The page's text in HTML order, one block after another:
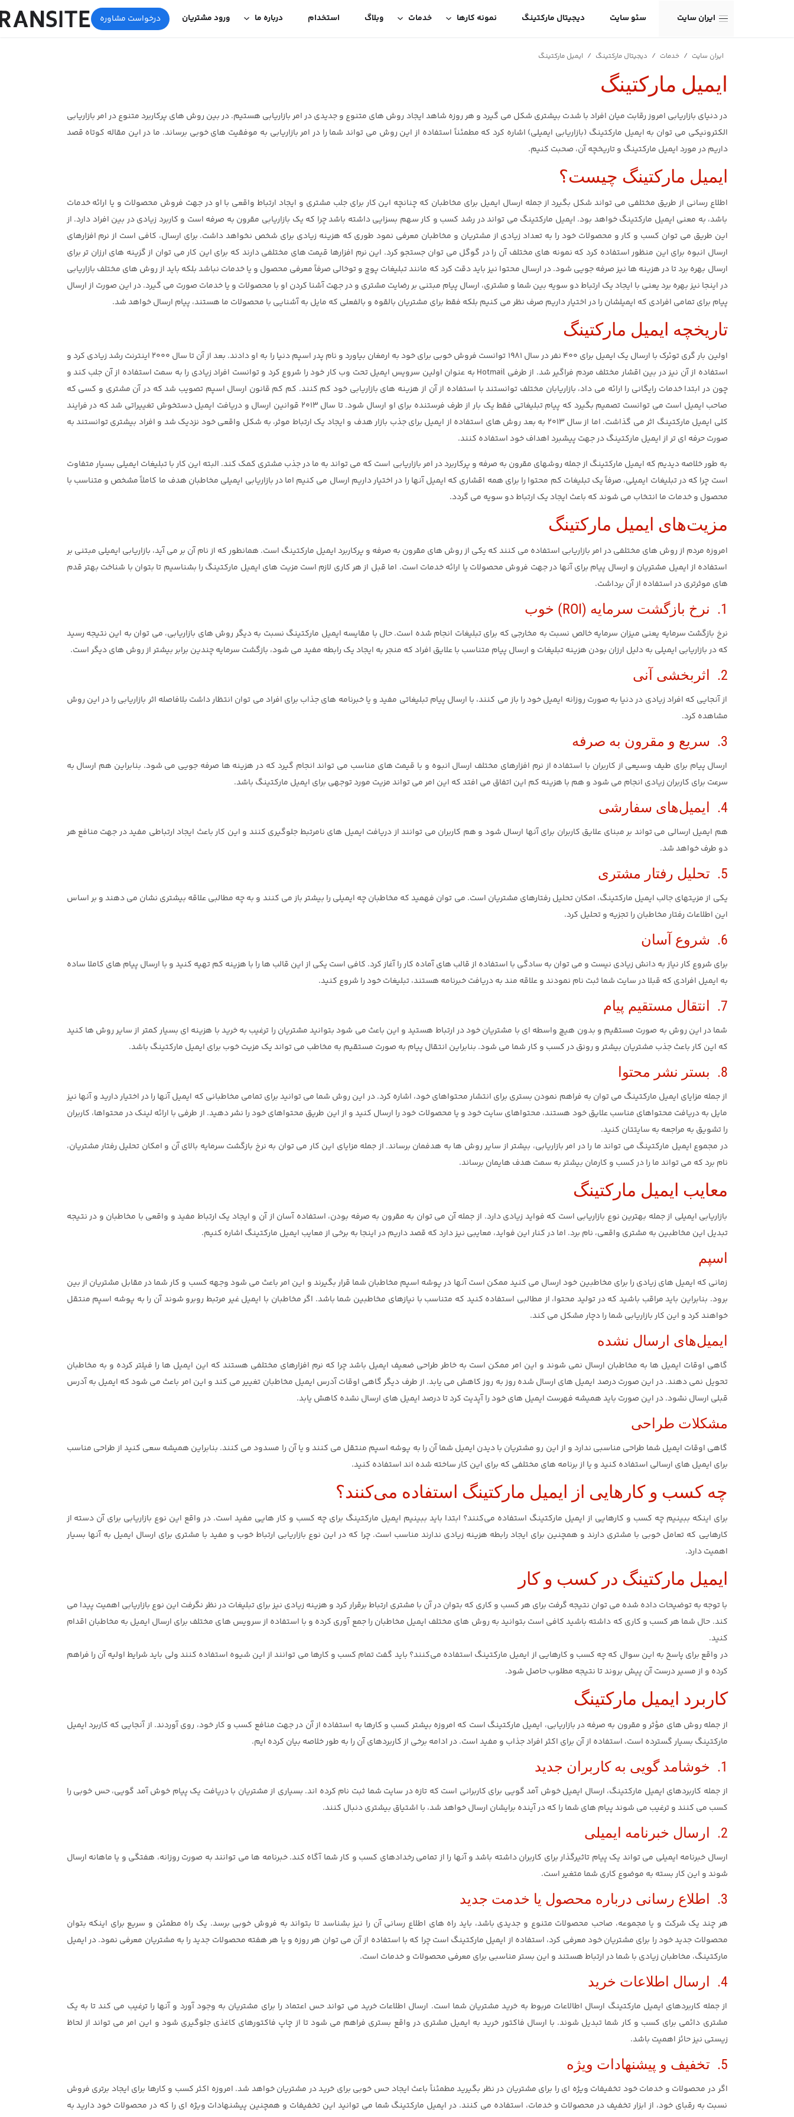
ایران سایت سئو سایت دیجیتال مارکتینگ نمونه کارها خدمات وبلاگ استخدام درباره ما ورود مشتریان درخواست مشاوره
ایران سایت / خدمات / دیجیتال مارکتینگ / ایمیل مارکتینگ
ایمیل مارکتینگ
در دنیای بازاریابی امروز رقابت میان افراد با شدت بیشتری شکل می گیرد و هر روزه شاهد ایجاد روش های متنوع و جدیدی در امر بازاریابی هستیم. در بین روش های پرکاربرد متنوع در امر بازاریابی
الکترونیکی می توان به ایمیل مارکتینگ (بازاریابی ایمیلی) اشاره کرد که مطمئناً استفاده از این روش می تواند شما را در امر بازاریابی به موفقیت های خوبی برساند. ما در این مقاله کوتاه قصد
داریم در مورد ایمیل مارکتینگ و تاریخچه آن، صحبت کنیم.
ایمیل مارکتینگ چیست؟
اطلاع رسانی از طریق مختلفی می تواند شکل بگیرد از جمله ارسال ایمیل برای مخاطبان که چنانچه این کار برای جلب مشتری و ایجاد ارتباط واقعی با او در جهت فروش محصولات و یا ارائه خدمات
باشد، به معنی ایمیل مارکتینگ خواهد بود. ایمیل مارکتینگ می تواند در رشد کسب و کار سهم بسزایی داشته باشد چرا که یک بازاریابی مقرون به صرفه است و کاربرد زیادی در بین افراد دارد. از
این طریق می توان کسب و کار و محصولات خود را به تعداد زیادی از مشتریان و مخاطبان معرفی نمود طوری که هزینه زیادی برای شخص نخواهد داشت. برای ارسال، کافی است از نرم افزارهای
ارسال انبوه برای این منظور استفاده کرد که نمونه های مختلف آن را در گوگل می توان جستجو کرد. این نرم افزارها قیمت های مختلفی دارند که برای این کار می توان از گزینه های ارزان تر برای
ارسال بهره برد تا در هزینه ها نیز صرفه جویی شود. در ارسال محتوا نیز باید دقت کرد که مانند تبلیغات پوچ و توخالی صرفاً معرفی محصول و یا خدمات نباشد بلکه باید از روش های مختلف بازاریابی
در اینجا نیز بهره برد یعنی با ایجاد یک ارتباط دو سویه بین شما و مشتری، ارسال پیام مبتنی بر رضایت مشتری و در جهت آشنا کردن او با محصولات و یا خدمات صورت می گیرد. در این صورت از ارسال
پیام برای تمامی افرادی که ایمیلشان را در اختیار داریم صرف نظر می کنیم بلکه فقط برای مشتریان بالقوه و بالفعلی که مایل به آشنایی با محصولات ما هستند، پیام ارسال خواهد شد.
تاریخچه ایمیل مارکتینگ
اولین بار گری توئرک با ارسال یک ایمیل برای 400 نفر در سال 1981 توانست فروش خوبی برای خود به ارمغان بیاورد و نام پدر اسپم دنیا را به او دادند. بعد از آن تا سال 2000 اینترنت رشد زیادی کرد و
استفاده از آن نیز در بین اقشار مختلف مردم فراگیر شد. از طرفی Hotmail به عنوان اولین سرویس ایمیل تحت وب کار خود را شروع کرد و توانست افراد زیادی را به سمت استفاده از آن جلب کند و
چون در ابتدا خدمات رایگانی را ارائه می داد، بازاریابان مختلف توانستند با استفاده از آن از هزینه های بازاریابی خود کم کنند. کم کم قانون ارسال اسپم تصویب شد که در آن مشتری و کسی که
صاحب ایمیل است می توانست تصمیم بگیرد که پیام تبلیغاتی فقط یک بار از طرف فرستنده برای او ارسال شود. تا سال 2013 قوانین ارسال و دریافت ایمیل دستخوش تغییراتی شد که در فرایند
کلی ایمیل مارکتینگ اثر می گذاشت. اما از سال 2013 به بعد روش های استفاده از ایمیل برای جذب بازار هدف و ایجاد یک ارتباط موثر، به شکل واقعی خود نزدیک شد و افراد بیشتری توانستند به
صورت حرفه ای تر از ایمیل مارکتینگ در جهت پیشبرد اهداف خود استفاده کنند.
به طور خلاصه دیدیم که ایمیل مارکتینگ از جمله روشهای مقرون به صرفه و پرکاربرد در امر بازاریابی است که می تواند به ما در جذب مشتری کمک کند. البته این کار با تبلیغات ایمیلی بسیار متفاوت
است چرا که در تبلیغات ایمیلی، صرفاً یک تبلیغات کم محتوا را برای همه اقشاری که ایمیل آنها را در اختیار داریم ارسال می کنیم اما در بازاریابی ایمیلی مخاطبان هدف ما کاملاً مشخص و متناسب با
محصول و خدمات ما انتخاب می شوند که باعث ایجاد یک ارتباط دو سویه می گردد.
مزیت‌های ایمیل مارکتینگ
امروزه مردم از روش های مختلفی در امر بازاریابی استفاده می کنند که یکی از روش های مقرون به صرفه و پرکاربرد ایمیل مارکتینگ است. همانطور که از نام آن بر می آید، بازاریابی ایمیلی مبتنی بر
استفاده از ایمیل مشتریان و ارسال پیام برای آنها در جهت فروش محصولات یا ارائه خدمات است. اما قبل از هر کاری لازم است مزیت های ایمیل مارکتینگ را بشناسیم تا بتوان با شناخت بهتر قدم
های موثرتری در استفاده از آن برداشت.
1. نرخ بازگشت سرمایه (ROI) خوب
نرخ بازگشت سرمایه یعنی میزان سرمایه خالص نسبت به مخارجی که برای تبلیغات انجام شده است. حال با مقایسه ایمیل مارکتینگ نسبت به دیگر روش های بازاریابی، می توان به این نتیجه رسید
که در بازاریابی ایمیلی به دلیل ارزان بودن هزینه تبلیغات و ارسال پیام متناسب با علایق افراد که منجر به ایجاد یک رابطه مفید می شود، بازگشت سرمایه چندین برابر بیشتر از روش های دیگر است.
2. اثربخشی آنی
از آنجایی که افراد زیادی در دنیا به صورت روزانه ایمیل خود را باز می کنند، با ارسال پیام تبلیغاتی مفید و یا خبرنامه های جذاب برای افراد می توان انتظار داشت بلافاصله اثر بازاریابی را در این روش
مشاهده کرد.
3. سریع و مقرون به صرفه
ارسال پیام برای طیف وسیعی از کاربران با استفاده از نرم افزارهای مختلف ارسال انبوه و با قیمت های مناسب می تواند انجام گیرد که در هزینه ها صرفه جویی می شود. بنابراین هم ارسال به
سرعت برای کاربران زیادی انجام می شود و هم با هزینه کم این اتفاق می افتد که این امر می تواند مزیت مورد توجهی برای ایمیل مارکتینگ باشد.
4. ایمیل‌های سفارشی
هم ایمیل ارسالی می تواند بر مبنای علایق کاربران برای آنها ارسال شود و هم کاربران می توانند از دریافت ایمیل های نامرتبط جلوگیری کنند و این کار باعث ایجاد ارتباطی مفید در جهت منافع هر
دو طرف خواهد شد.
5. تحلیل رفتار مشتری
یکی از مزیتهای جالب ایمیل مارکتینگ، امکان تحلیل رفتارهای مشتریان است. می توان فهمید که مخاطبان چه ایمیلی را بیشتر باز می کنند و به چه مطالبی علاقه بیشتری نشان می دهند و بر اساس
این اطلاعات رفتار مخاطبان را تجزیه و تحلیل کرد.
6. شروع آسان
برای شروع کار نیاز به دانش زیادی نیست و می توان به سادگی با استفاده از قالب های آماده کار را آغاز کرد. کافی است یکی از این قالب ها را با هزینه کم تهیه کنید و با ارسال پیام های کاملا ساده
به ایمیل افرادی که قبلا در سایت شما ثبت نام نمودند و علاقه مند به دریافت خبرنامه هستند، تبلیغات خود را شروع کنید.
7. انتقال مستقیم پیام
شما در این روش به صورت مستقیم و بدون هیچ واسطه ای با مشتریان خود در ارتباط هستید و این باعث می شود بتوانید مشتریان را ترغیب به خرید با هزینه ای بسیار کمتر از سایر روش ها کنید
که این کار باعث جذب مشتریان بیشتر و رونق در کسب و کار شما می شود. بنابراین انتقال پیام به صورت مستقیم به مخاطب می تواند یک مزیت خوب برای ایمیل مارکتینگ باشد.
8. بستر نشر محتوا
از جمله مزایای ایمیل مارکتینگ می توان به فراهم نمودن بستری برای انتشار محتواهای خود، اشاره کرد. در این روش شما می توانید برای تمامی مخاطبانی که ایمیل آنها را در اختیار دارید و آنها نیز
مایل به دریافت محتواهای مناسب علایق خود هستند، محتواهای سایت خود و یا محصولات خود را ارسال کنید و از این طریق محتواهای خود را نشر دهید. از طرفی با ارائه لینک در محتواها، کاربران
را تشویق به مراجعه به سایتتان کنید.
در مجموع ایمیل مارکتینگ می تواند ما را در امر بازاریابی، بیشتر از سایر روش ها به هدفمان برساند. از جمله مزایای این کار می توان به نرخ بازگشت سرمایه بالای آن و امکان تحلیل رفتار مشتریان،
نام برد که می تواند ما را در کسب و کارمان بیشتر به سمت هدف هایمان برساند.
معایب ایمیل مارکتینگ
بازاریابی ایمیلی از جمله بهترین نوع بازاریابی است که فواید زیادی دارد. از جمله آن می توان به مقرون به صرفه بودن، استفاده آسان از آن و ایجاد یک ارتباط مفید و واقعی با مخاطبان و در نتیجه
تبدیل این مخاطبین به مشتری واقعی، نام برد. اما در کنار این فواید، معایبی نیز دارد که قصد داریم در اینجا به برخی از معایب ایمیل مارکتینگ اشاره کنیم.
اسپم
زمانی که ایمیل های زیادی را برای مخاطبین خود ارسال می کنید ممکن است آنها در پوشه اسپم مخاطبان شما قرار بگیرند و این امر باعث می شود وجهه کسب و کار شما در مقابل مشتریان از بین
برود. بنابراین باید مراقب باشید که در تولید محتوا، از مطالبی استفاده کنید که متناسب با نیازهای مخاطبین شما باشد. اگر مخاطبان با ایمیل غیر مرتبط روبرو شوند آن را به پوشه اسپم منتقل
خواهند کرد و این کار بازاریابی شما را دچار مشکل می کند.
ایمیل‌های ارسال نشده
گاهی اوقات ایمیل ها به مخاطبان ارسال نمی شوند و این امر ممکن است به خاطر طراحی ضعیف ایمیل باشد چرا که نرم افزارهای مختلفی هستند که این ایمیل ها را فیلتر کرده و به مخاطبان
تحویل نمی دهند. در این صورت درصد ایمیل های ارسال شده روز به روز کاهش می یابد. از طرف دیگر گاهی اوقات آدرس ایمیل مخاطبان تغییر می کند و این امر باعث می شود که ایمیل به آدرس
قبلی ارسال نشود. در این صورت باید همیشه فهرست ایمیل های خود را آپدیت کرد تا درصد ایمیل های ارسال نشده کاهش یابد.
مشکلات طراحی
گاهی اوقات ایمیل شما طراحی مناسبی ندارد و از این رو مشتریان با دیدن ایمیل شما آن را به پوشه اسپم منتقل می کنند و یا آن را مسدود می کنند. بنابراین همیشه سعی کنید از طراحی مناسب
برای ایمیل های ارسالی استفاده کنید و یا از برنامه های مختلفی که برای این کار ساخته شده اند استفاده کنید.
چه کسب و کارهایی از ایمیل مارکتینگ استفاده می‌کنند؟
برای اینکه ببینیم چه کسب و کارهایی از ایمیل مارکتینگ استفاده می‌کنند؟ ابتدا باید ببینیم ایمیل مارکتینگ برای چه کسب و کار هایی مفید است. در واقع این نوع بازاریابی برای آن دسته از
کارهایی که تعامل خوبی با مشتری دارند و همچنین برای ایجاد رابطه هزینه زیادی ندارند مناسب است. چرا که در این نوع بازاریابی ارتباط خوب و مفید با مشتری برای ارسال ایمیل به آنها بسیار
اهمیت دارد.
ایمیل مارکتینگ در کسب و کار
با توجه به توضیحات داده شده می توان نتیجه گرفت برای هر کسب و کاری که بتوان در آن با مشتری ارتباط برقرار کرد و هزینه زیادی نیز برای تبلیغات در نظر نگرفت این نوع بازاریابی اهمیت پیدا می
کند. حال شما هر کسب و کاری که داشته باشید کافی است بتوانید به روش های مختلف ایمیل مخاطبان را جمع آوری کرده و با استفاده از سرویس های مختلف برای ارسال ایمیل به مخاطبان اقدام
کنید.
در واقع برای پاسخ به این سوال که چه کسب و کارهایی از ایمیل مارکتینگ استفاده می‌کنند؟ باید گفت تمام کسب و کارها می توانند از این شیوه استفاده کنند ولی باید شرایط اولیه آن را فراهم
کرده و از مسیر درست آن پیش بروند تا نتیجه مطلوب حاصل شود.
کاربرد ایمیل مارکتینگ
از جمله روش های مؤثر و مقرون به صرفه در بازاریابی، ایمیل مارکتینگ است که امروزه بیشتر کسب و کارها به استفاده از آن در جهت منافع کسب و کار خود، روی آوردند. از آنجایی که کاربرد ایمیل
مارکتینگ بسیار گسترده است، استفاده از آن برای اکثر افراد جذاب و مفید است. در ادامه برخی از کاربردهای آن را به طور خلاصه بیان کرده ایم.
1. خوشامد گویی به کاربران جدید
از جمله کاربردهای ایمیل مارکتینگ، ارسال ایمیل خوش آمد گویی برای کاربرانی است که تازه در سایت شما ثبت نام کرده اند. بسیاری از مشتریان با دریافت یک پیام خوش آمد گویی، حس خوبی را
کسب می کنند و ترغیب می شوند پیام های شما را که در آینده برایشان ارسال خواهد شد، با اشتیاق بیشتری دنبال کنند.
2. ارسال خبرنامه ایمیلی
ارسال خبرنامه ایمیلی می تواند یک پیام تاثیرگذار برای کاربران داشته باشد و آنها را از تمامی رخدادهای کسب و کار شما آگاه کند. خبرنامه ها می توانند به صورت روزانه، هفتگی و یا ماهانه ارسال
شوند و این کار بسته به موضوع کاری شما متغیر است.
3. اطلاع رسانی درباره محصول یا خدمت جدید
هر چند یک شرکت و یا مجموعه، صاحب محصولات متنوع و جدیدی باشد، باید راه های اطلاع رسانی آن را نیز بشناسد تا بتواند به فروش خوبی برسد. یک راه مطمئن و سریع برای اینکه بتوان
محصولات جدید خود را برای مشتریان خود معرفی کرد، استفاده از ایمیل مارکتینگ است چرا که با استفاده از آن می توان هر روزه و یا هر هفته محصولات جدید را به مشتریان معرفی نمود. در ایمیل
مارکتینگ، مخاطبان زیادی با شما در ارتباط هستند و این بستر مناسبی برای معرفی محصولات و خدمات است.
4. ارسال اطلاعات خرید
از جمله کاربردهای ایمیل مارکتینگ ارسال اطالاعات مربوط به خرید مشتریان شما است. ارسال اطلاعات خرید می تواند حس اعتماد را برای مشتریان به وجود آورد و آنها را ترغیب می کند تا به یک
مشتری دائمی برای کسب و کار شما تبدیل شوند. با ارسال فاکتور خرید به ایمیل مشتری در واقع بستری فراهم می شود تا از چاپ فاکتورهای کاغذی جلوگیری شود و این امر می تواند از لحاظ
زیستی نیز حائز اهمیت باشد.
5. تخفیف و پیشنهادات ویژه
اگر در محصولات و خدمات خود تخفیفات ویژه ای را برای مشتریان در نظر بگیرید مطمئناً باعث ایجاد حس خوبی برای خرید در مشتریان خواهد شد. امروزه اکثر کسب و کارها برای ایجاد برتری فروش
نسبت به رقبای خود، از ابزار تخفیف در محصولات و خدمات، استفاده می کنند. در ایمیل مارکتینگ شما می توانید این تخفیفات و همچنین پیشنهادات ویژه ای را که در محصولات خود دارید به